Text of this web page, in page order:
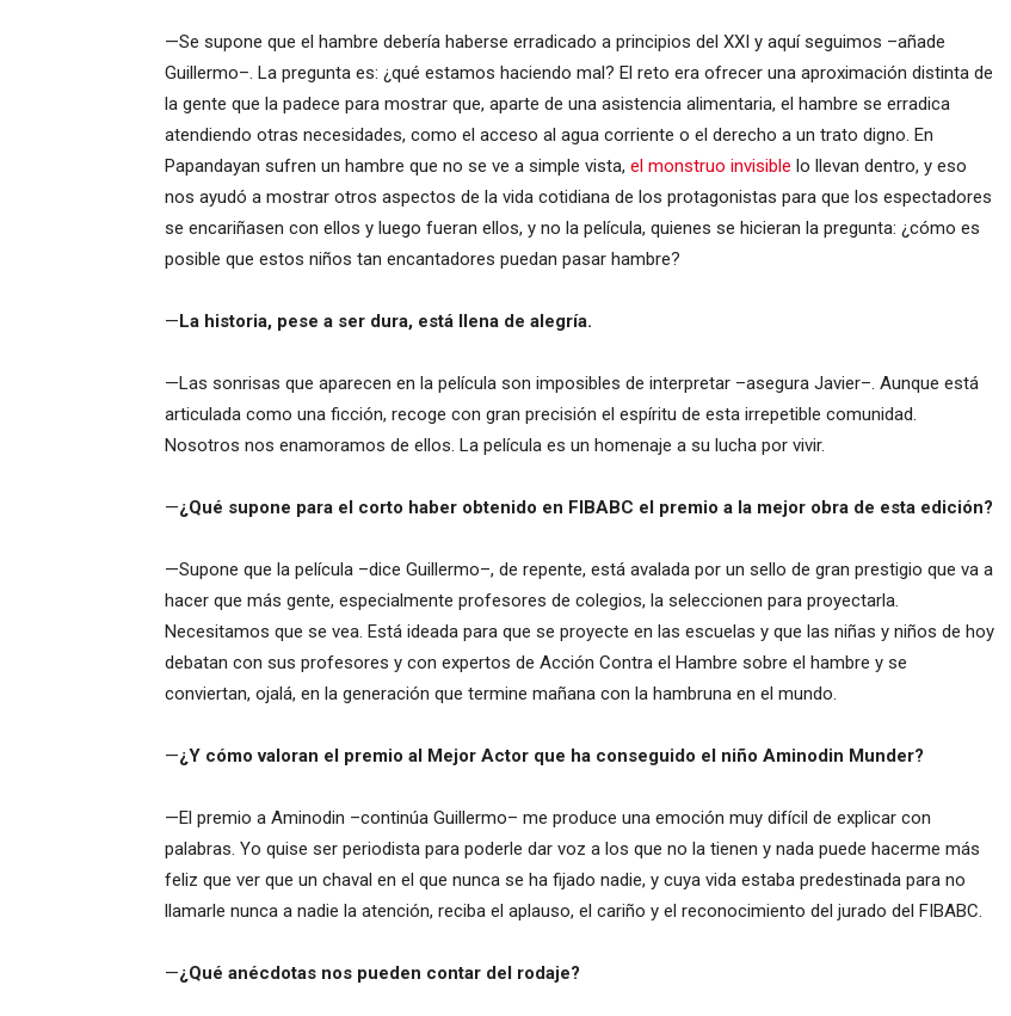
—Se supone que el hambre debería haberse erradicado a principios del XXI y aquí seguimos –añade
Guillermo–. La pregunta es: ¿qué estamos haciendo mal? El reto era ofrecer una aproximación distinta de
la gente que la padece para mostrar que, aparte de una asistencia alimentaria, el hambre se erradica
atendiendo otras necesidades, como el acceso al agua corriente o el derecho a un trato digno. En
Papandayan sufren un hambre que no se ve a simple vista, el monstruo invisible lo llevan dentro, y eso
nos ayudó a mostrar otros aspectos de la vida cotidiana de los protagonistas para que los espectadores
se encariñasen con ellos y luego fueran ellos, y no la película, quienes se hicieran la pregunta: ¿cómo es
posible que estos niños tan encantadores puedan pasar hambre?
—La historia, pese a ser dura, está llena de alegría.
—Las sonrisas que aparecen en la película son imposibles de interpretar –asegura Javier–. Aunque está
articulada como una ficción, recoge con gran precisión el espíritu de esta irrepetible comunidad.
Nosotros nos enamoramos de ellos. La película es un homenaje a su lucha por vivir.
—¿Qué supone para el corto haber obtenido en FIBABC el premio a la mejor obra de esta edición?
—Supone que la película –dice Guillermo–, de repente, está avalada por un sello de gran prestigio que va a
hacer que más gente, especialmente profesores de colegios, la seleccionen para proyectarla.
Necesitamos que se vea. Está ideada para que se proyecte en las escuelas y que las niñas y niños de hoy
debatan con sus profesores y con expertos de Acción Contra el Hambre sobre el hambre y se
conviertan, ojalá, en la generación que termine mañana con la hambruna en el mundo.
—¿Y cómo valoran el premio al Mejor Actor que ha conseguido el niño Aminodin Munder?
—El premio a Aminodin –continúa Guillermo– me produce una emoción muy difícil de explicar con
palabras. Yo quise ser periodista para poderle dar voz a los que no la tienen y nada puede hacerme más
feliz que ver que un chaval en el que nunca se ha fijado nadie, y cuya vida estaba predestinada para no
llamarle nunca a nadie la atención, reciba el aplauso, el cariño y el reconocimiento del jurado del FIBABC.
—¿Qué anécdotas nos pueden contar del rodaje?